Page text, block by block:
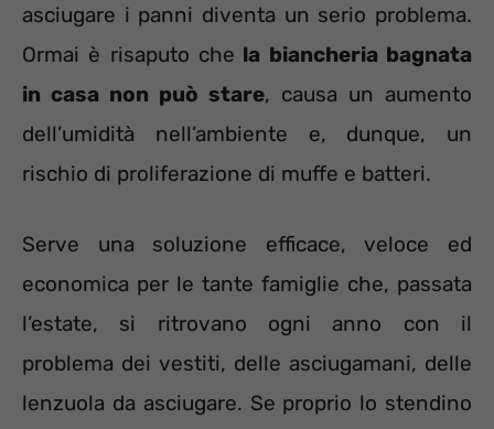
asciugare i panni diventa un serio problema.
Ormai è risaputo che la biancheria bagnata
in casa non può stare, causa un aumento
dell’umidità nell’ambiente e, dunque, un
rischio di proliferazione di muffe e batteri.
Serve una soluzione efficace, veloce ed
economica per le tante famiglie che, passata
l’estate, si ritrovano ogni anno con il
problema dei vestiti, delle asciugamani, delle
lenzuola da asciugare. Se proprio lo stendino